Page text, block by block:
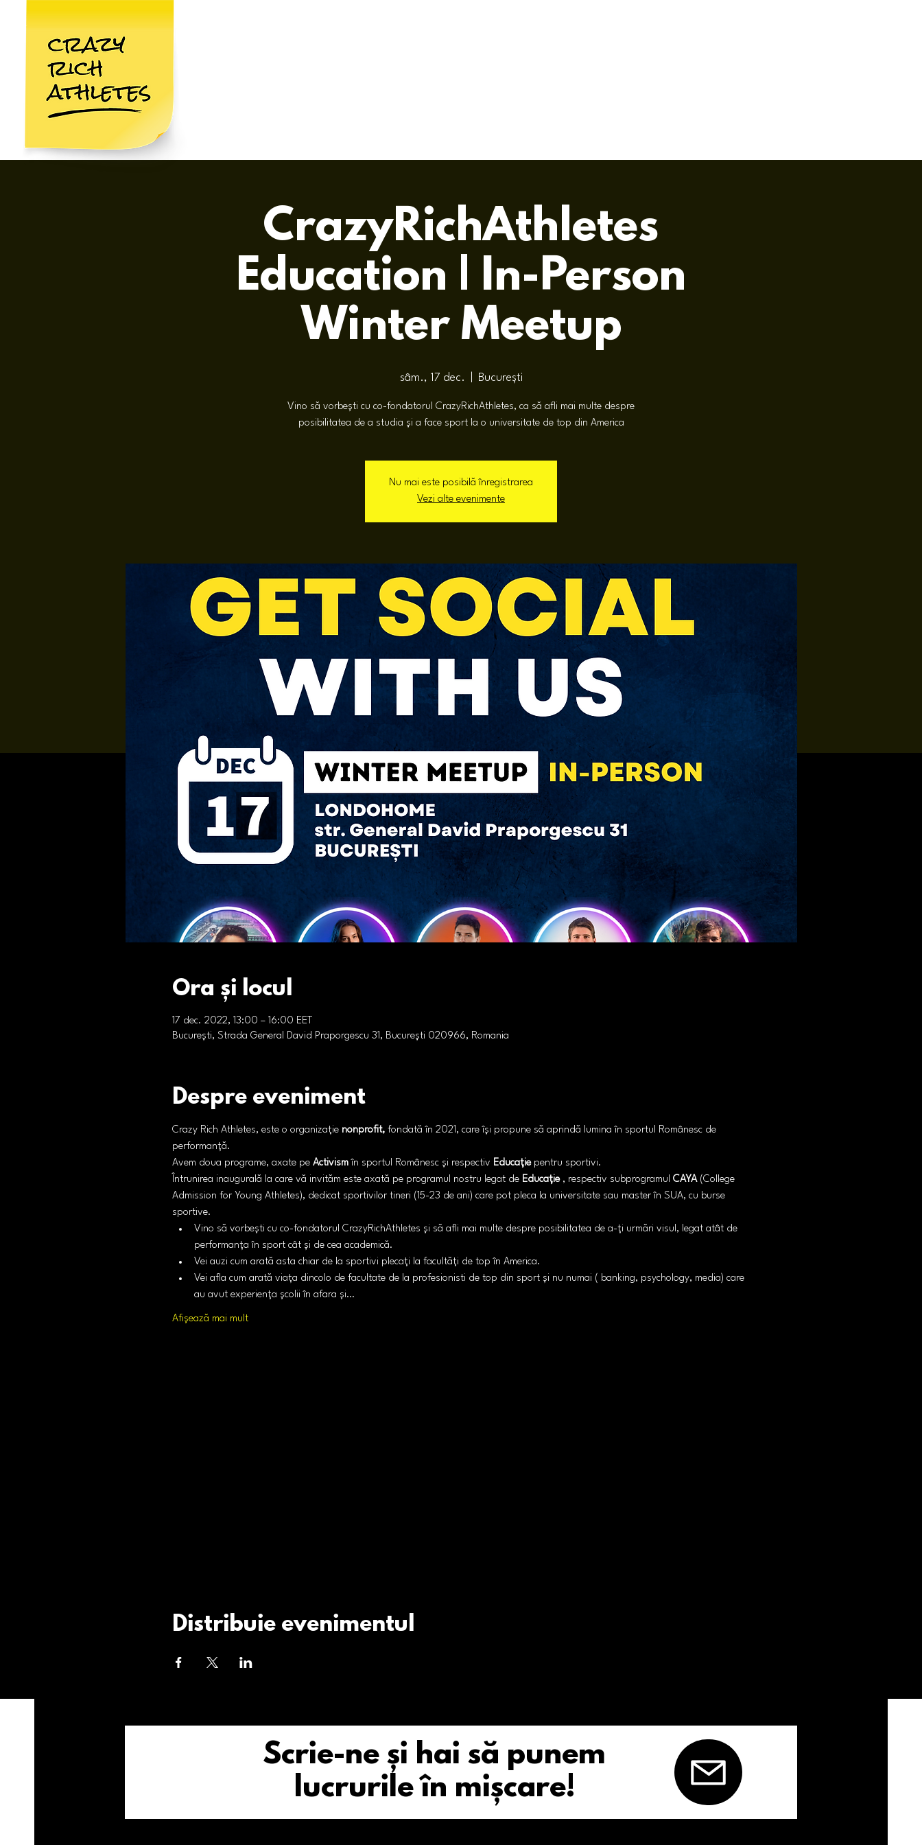
CrazyRichAthletes
Education | In-Person
Winter Meetup
sâm., 17 dec. București
Vino să vorbești cu co-fondatorul CrazyRichAthletes, ca să afli mai multe despre
posibilitatea de a studia și a face sport la o universitate de top din America
Nu mai este posibilă înregistrarea
Vezi alte evenimente
Ora și locul
17 dec. 2022, 13:00 – 16:00 EET
București, Strada General David Praporgescu 31, București 020966, Romania
Despre eveniment
Crazy Rich Athletes, este o organizație nonprofit, fondată în 2021, care își propune să aprindă lumina în sportul Românesc de
performanță.
Avem doua programe, axate pe Activism în sportul Românesc și respectiv Educație pentru sportivi.
Întrunirea inaugurală la care vă invităm este axată pe programul nostru legat de Educație , respectiv subprogramul CAYA (College
Admission for Young Athletes), dedicat sportivilor tineri (15-23 de ani) care pot pleca la universitate sau master în SUA, cu burse
sportive.
Vino să vorbești cu co-fondatorul CrazyRichAthletes și să afli mai multe despre posibilitatea de a-ți urmări visul, legat atât de
performanța în sport cât și de cea academică.
Vei auzi cum arată asta chiar de la sportivi plecați la facultăți de top în America.
Vei afla cum arată viața dincolo de facultate de la profesionisti de top din sport și nu numai ( banking, psychology, media) care
au avut experiența școlii în afara și…
Afișează mai mult
Distribuie evenimentul
Scrie-ne și hai să punem
lucrurile în mișcare!